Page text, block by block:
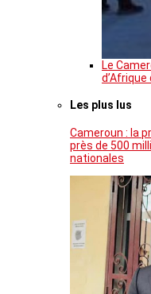
Le
Les plus lus
Cameroun : la
près de 500
nationales